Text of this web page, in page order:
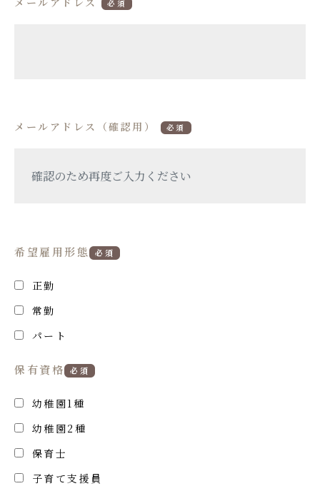
必須
メールアドレス（確認用） 必須
希望雇用形態 必須
正勤
常勤
パート
保有資格 必須
幼稚園1種
幼稚園2種
保育士
子育て支援員